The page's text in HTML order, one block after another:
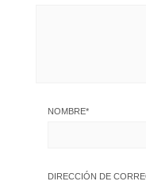
NOMBRE*
DIRECCIÓN DE